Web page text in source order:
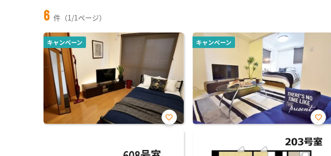
6 件（1/1ページ）
キャンペーン
お気
キャンペーン
お気
に入
り登
録